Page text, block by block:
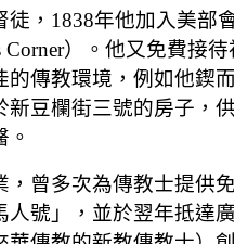
徒，1838年他加入美部
Corner）。他又免費接
的傳教環境，例如他鍥
新豆欄街三號的房子，
，曾多次為傳教士提供
人號」，並於翌年抵達